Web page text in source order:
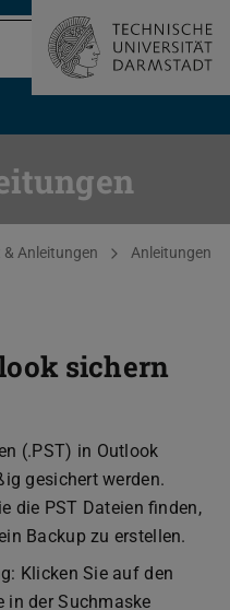
Anleitungen
Anleitungen
sichern
(.PST) in Outlook
gesichert werden.
die PST Dateien finden,
Backup zu erstellen.
Klicken Sie auf den
in der Suchmaske